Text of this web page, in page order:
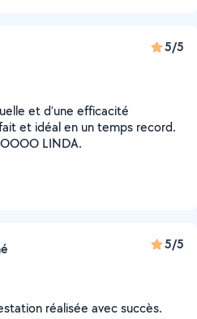
5/5
et d’une efficacité
et idéal en un temps record.
LINDA.
5/5
réalisée avec succès.